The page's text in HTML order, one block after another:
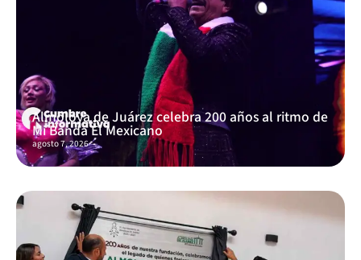
Almoloya de Juárez celebra 200 años al ritmo de
Mi Banda El Mexicano
agosto 7, 2026